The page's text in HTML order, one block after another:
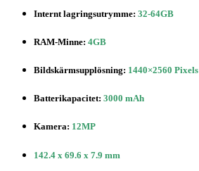
Internt lagringsutrymme: 32-64GB
RAM-Minne: 4GB
Bildskärmsupplösning: 1440×2560 Pixels
Batterikapacitet: 3000 mAh
Kamera: 12MP
142.4 x 69.6 x 7.9 mm